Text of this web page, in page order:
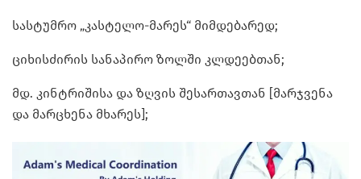
სასტუმრო „კასტელო-მარეს“ მიმდებარედ;
ციხისძირის სანაპირო ზოლში კლდეებთან;
მდ. კინტრიშისა და ზღვის შესართავთან [მარჯვენა
და მარცხენა მხარეს];